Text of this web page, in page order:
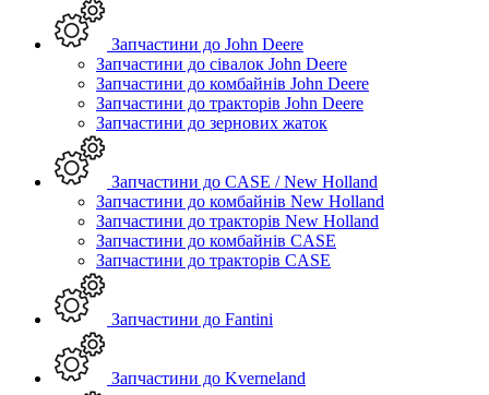
Запчастини до John Deere
Запчастини до сівалок John Deere
Запчастини до комбайнів John Deere
Запчастини до тракторів John Deere
Запчастини до зернових жаток
Запчастини до CASE / New Holland
Запчастини до комбайнів New Holland
Запчастини до тракторів New Holland
Запчастини до комбайнів CASE
Запчастини до тракторів CASE
Запчастини до Fantini
Запчастини до Kverneland